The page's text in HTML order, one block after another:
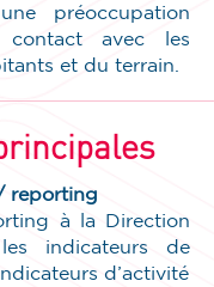
préoccupation
contact avec les
et du terrain.
reporting
à la Direction
indicateurs de
d’activité